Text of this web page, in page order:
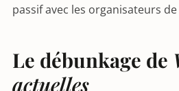
passif avec les organisateurs de
Le débunkage de
actuelles